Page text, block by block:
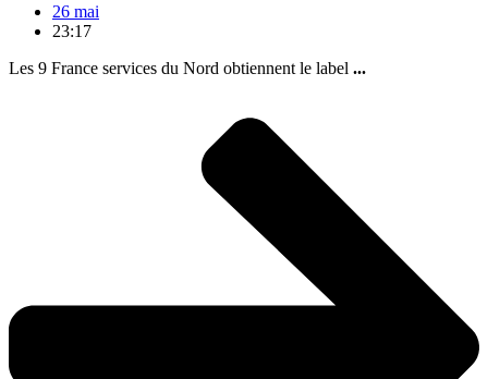
26 mai
23:17
Les 9 France services du Nord obtiennent le label ...